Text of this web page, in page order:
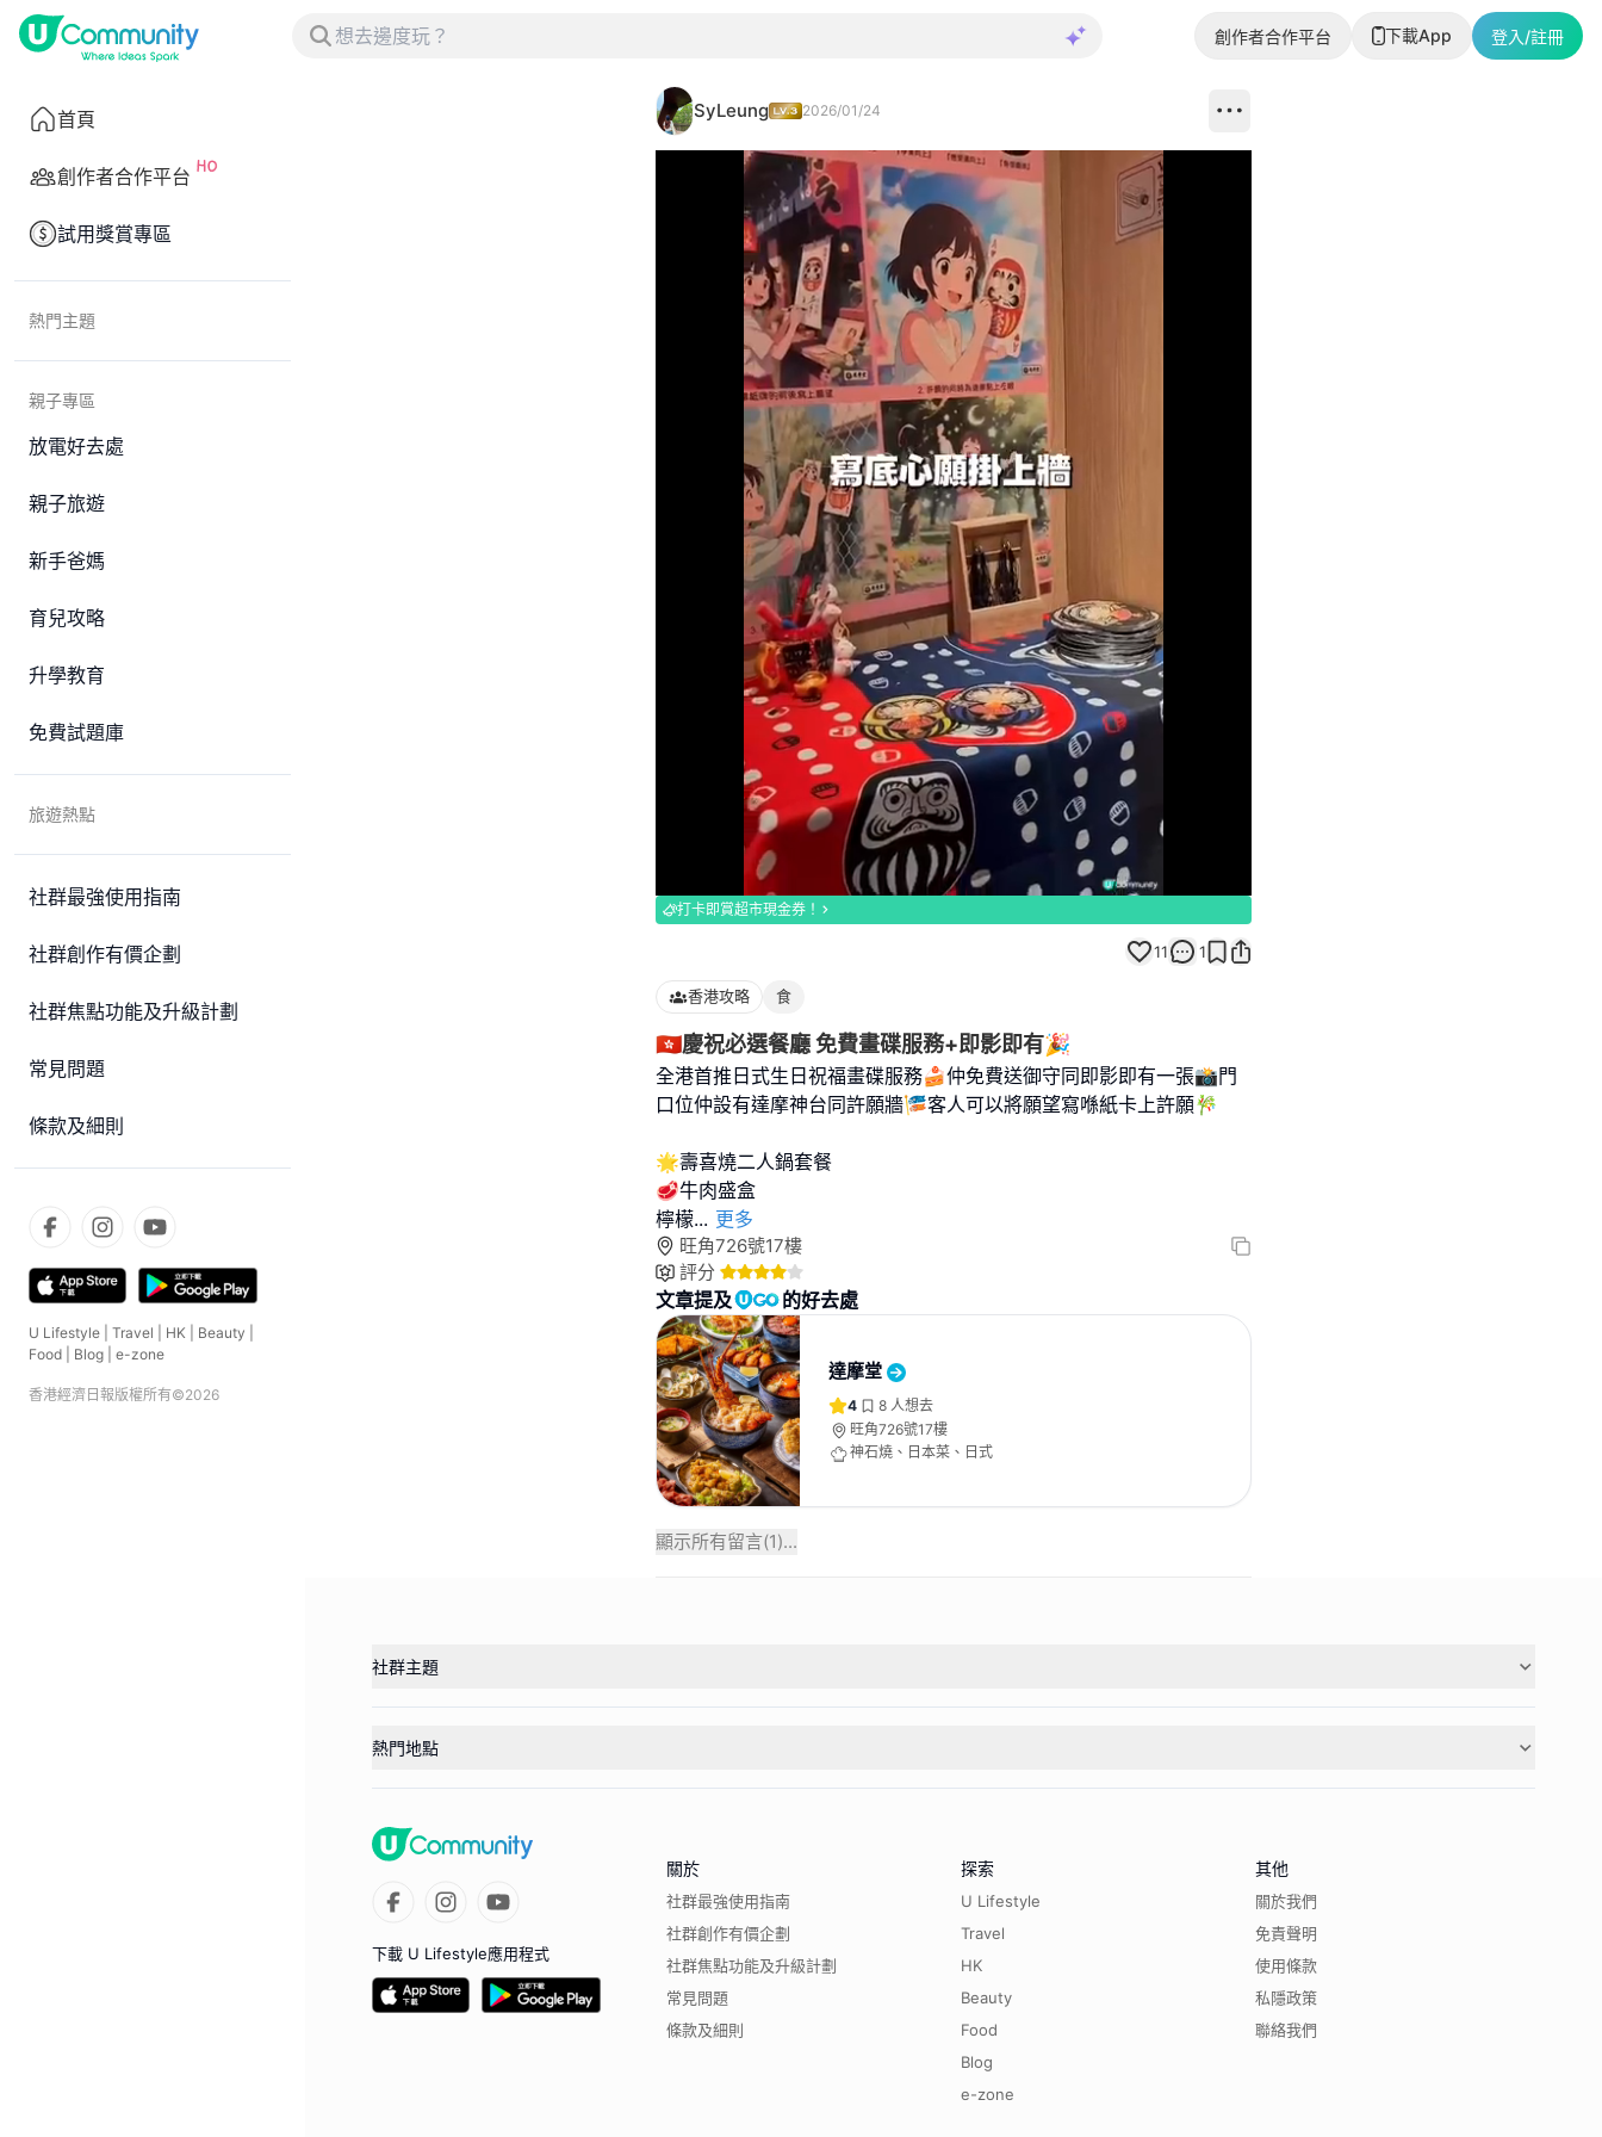
創作者合作平台 下載App 登入/註冊
首頁
創作者合作平台
試用獎賞專區
熱門主題
親子專區
放電好去處
親子旅遊
新手爸媽
育兒攻略
升學教育
免費試題庫
旅遊熱點
社群最強使用指南
社群創作有價企劃
社群焦點功能及升級計劃
常見問題
條款及細則
U Lifestyle Travel HK Beauty
Food
Blog e-zone
香港經濟日報版權所有©2026
SyLeung 2026/01/24
Loaded:
100.00%
打卡即賞超市現金券！
11 1
香港攻略 食
🇭🇰慶祝必選餐廳 免費畫碟服務+即影即有🎉
全港首推日式生日祝福畫碟服務🍰仲免費送御守同即影即有一張📸門
口位仲設有達摩神台同許願牆🎏客人可以將願望寫喺紙卡上許願🎋
🌟壽喜燒二人鍋套餐
🥩牛肉盛盒
檸檬... 更多
旺角726號17樓
評分
文章提及 的好去處
達摩堂
4 8 人想去
旺角726號17樓
神石燒、日本菜、日式
顯示所有留言(1)...
社群主題
熱門地點
下載 U Lifestyle應用程式
關於
社群最強使用指南
社群創作有價企劃
社群焦點功能及升級計劃
常見問題
條款及細則
探索
U Lifestyle
Travel
HK
Beauty
Food
Blog
e-zone
其他
關於我們
免責聲明
使用條款
私隱政策
聯絡我們